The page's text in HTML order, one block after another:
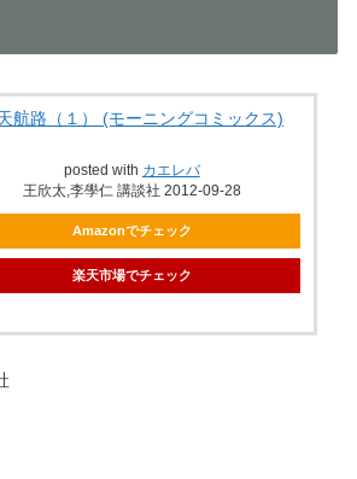
航路（１） (モーニングコミックス)
posted with カエレバ
王欣太,李學仁 講談社 2012-09-28
Amazonでチェック
楽天市場でチェック